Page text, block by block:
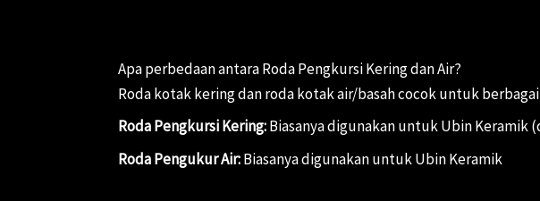
Apa perbedaan antara Roda Pengkursi Kering dan Air?
Roda kotak kering dan roda kotak air/basah cocok untuk berbagai
Roda Pengkursi Kering:Biasanya digunakan untuk Ubin Keramik
Roda Pengukur Air:Biasanya digunakan untuk Ubin Keramik